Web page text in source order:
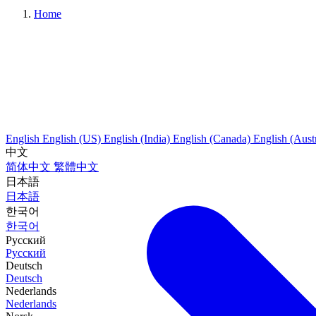
English English (US) English (India) English (Canada) English
中文
简体中文 繁體中文
日本語
日本語
한국어
한국어
Русский
Русский
Deutsch
Deutsch
Nederlands
Nederlands
Home